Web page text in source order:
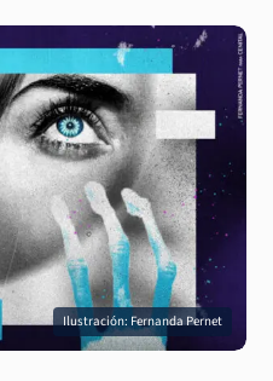
Ilustración: Fernanda Pernet